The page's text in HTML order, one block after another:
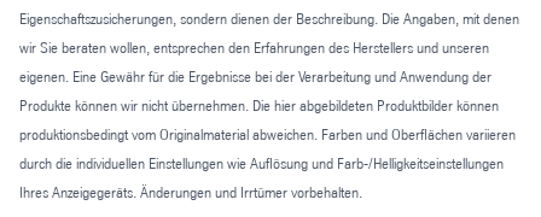
Eigenschaftszusicherungen, sondern dienen der Beschreibung. Die Angaben, mit denen
wir Sie beraten wollen, entsprechen den Erfahrungen des Herstellers und unseren
eigenen. Eine Gewähr für die Ergebnisse bei der Verarbeitung und Anwendung der
Produkte können wir nicht übernehmen. Die hier abgebildeten Produktbilder können
produktionsbedingt vom Originalmaterial abweichen. Farben und Oberflächen variieren
durch die individuellen Einstellungen wie Auflösung und Farb-/Helligkeitseinstellungen
Ihres Anzeigegeräts. Änderungen und Irrtümer vorbehalten.